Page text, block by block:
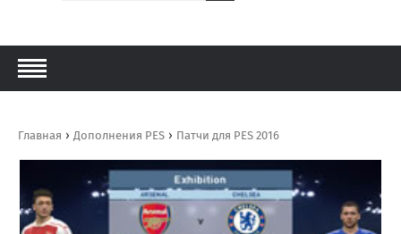
Главная › Дополнения PES › Патчи для PES 2016